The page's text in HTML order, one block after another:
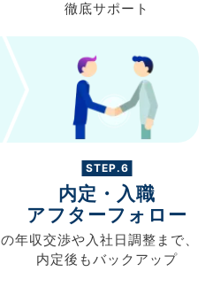
徹底サポート
STEP.6
内定・入職
アフターフォロー
年収交渉や入社日調整まで、
内定後もバックアップ